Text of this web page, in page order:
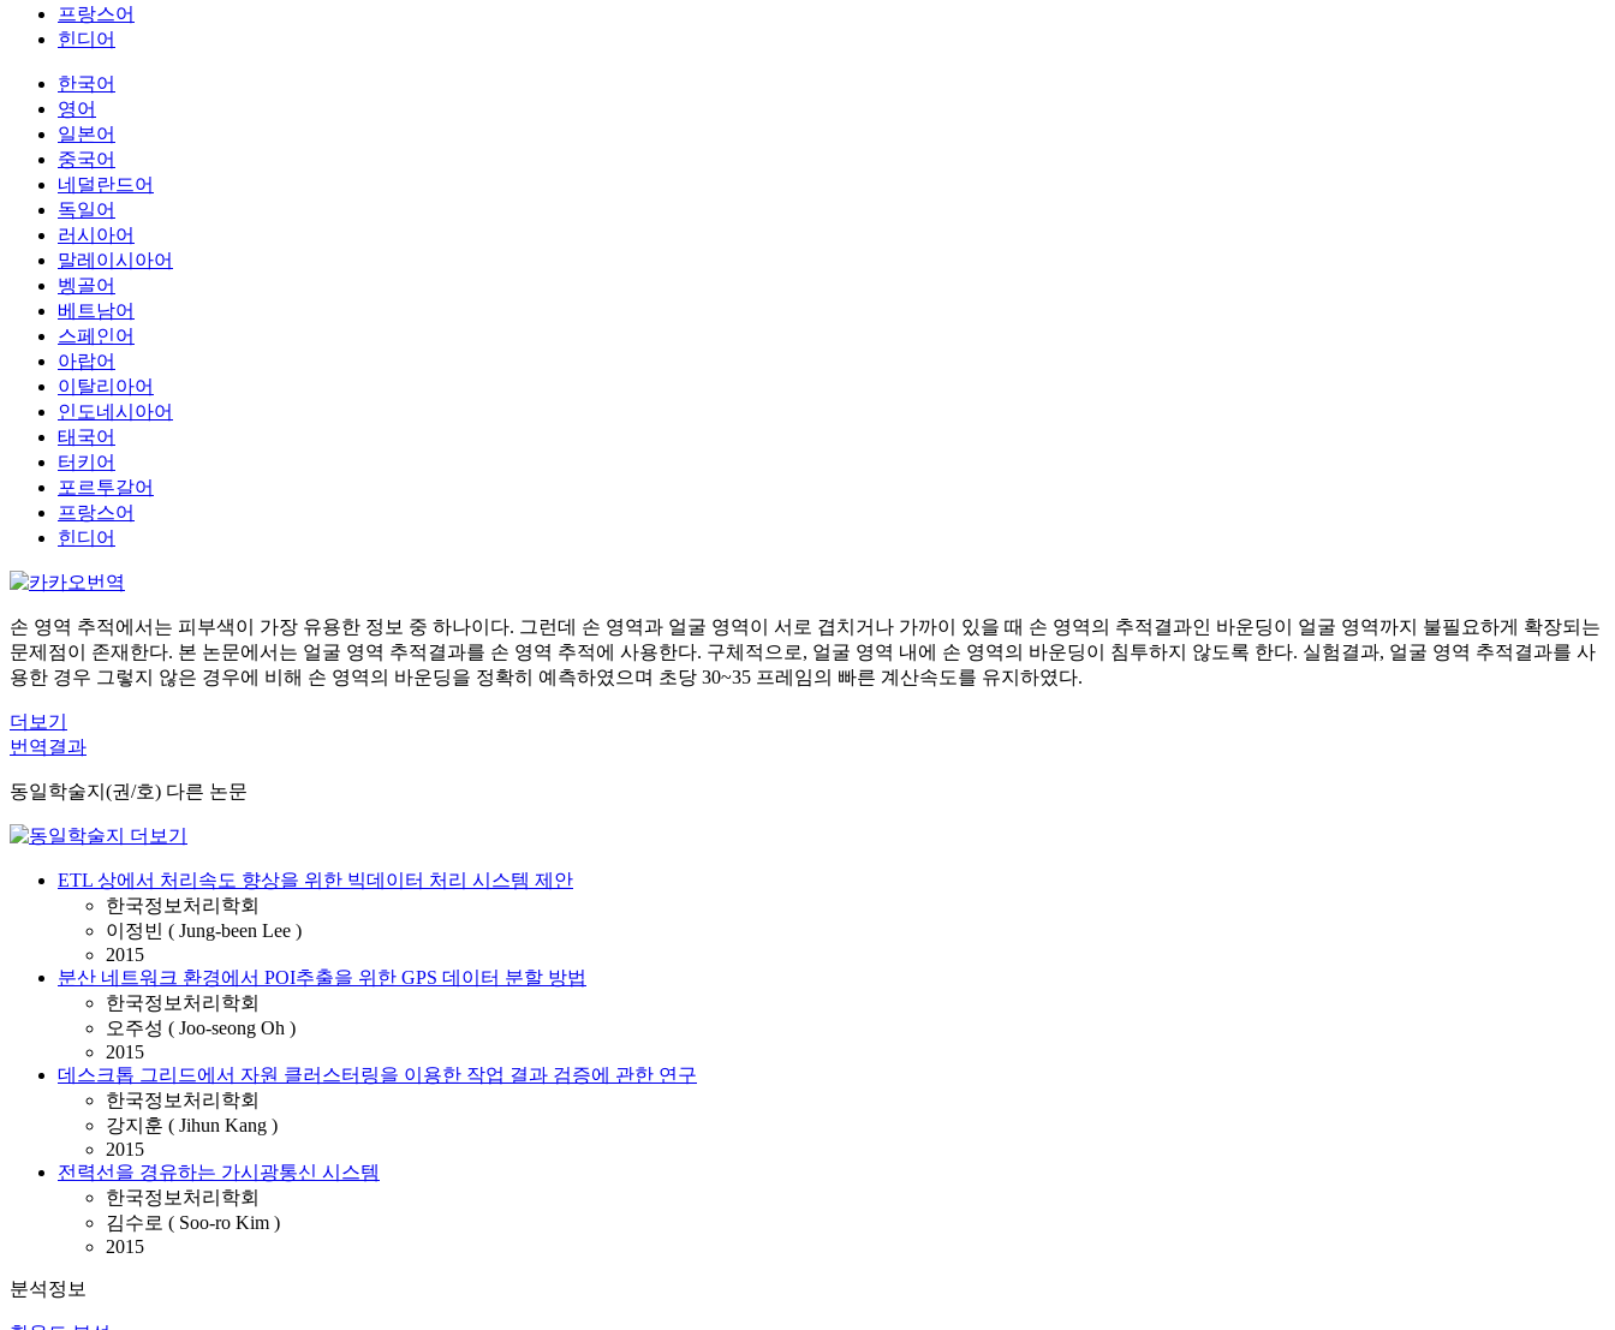
프랑스어
힌디어
한국어
영어
일본어
중국어
네덜란드어
독일어
러시아어
말레이시아어
벵골어
베트남어
스페인어
아랍어
이탈리아어
인도네시아어
태국어
터키어
포르투갈어
프랑스어
힌디어
손 영역 추적에서는 피부색이 가장 유용한 정보 중 하나이다. 그런데 손 영역과 얼굴 영역이 서로 겹치거나 가까이 있을 때 손 영역의 추적결과인 바운딩이 얼굴 영역까지 불필요하게 확장되는
문제점이 존재한다. 본 논문에서는 얼굴 영역 추적결과를 손 영역 추적에 사용한다. 구체적으로, 얼굴 영역 내에 손 영역의 바운딩이 침투하지 않도록 한다. 실험결과, 얼굴 영역 추적결과를 사
용한 경우 그렇지 않은 경우에 비해 손 영역의 바운딩을 정확히 예측하였으며 초당 30~35 프레임의 빠른 계산속도를 유지하였다.
더보기
번역결과
동일학술지(권/호) 다른 논문
ETL 상에서 처리속도 향상을 위한 빅데이터 처리 시스템 제안
한국정보처리학회
이정빈 ( Jung-been Lee )
2015
분산 네트워크 환경에서 POI추출을 위한 GPS 데이터 분할 방법
한국정보처리학회
오주성 ( Joo-seong Oh )
2015
데스크톱 그리드에서 자원 클러스터링을 이용한 작업 결과 검증에 관한 연구
한국정보처리학회
강지훈 ( Jihun Kang )
2015
전력선을 경유하는 가시광통신 시스템
한국정보처리학회
김수로 ( Soo-ro Kim )
2015
분석정보